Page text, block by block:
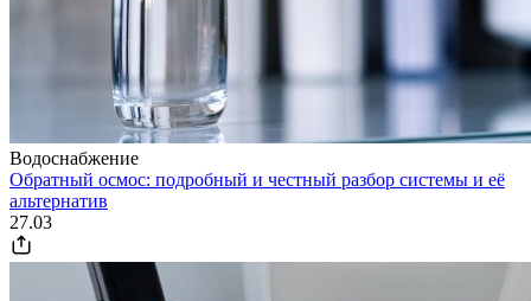
Водоснабжение
Обратный осмос: подробный и честный разбор системы и её
альтернатив
27.03